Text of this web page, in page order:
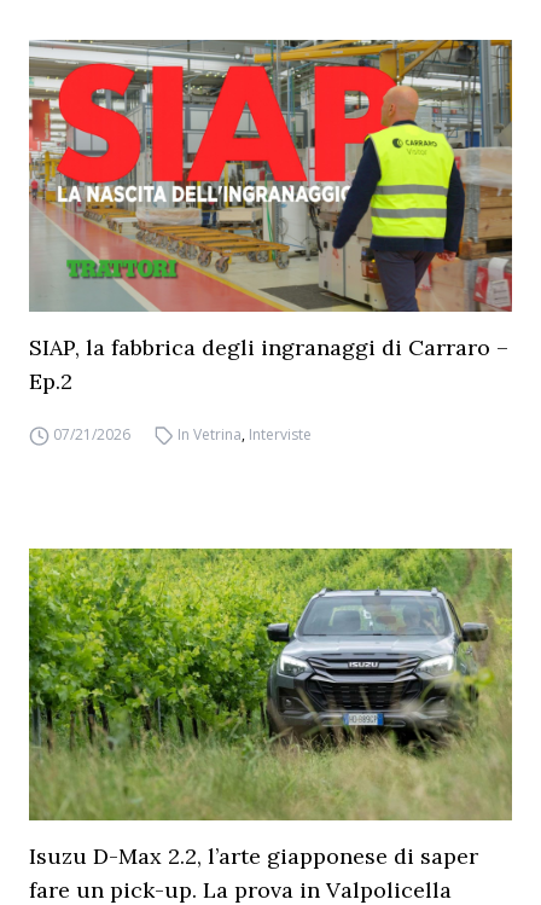
SIAP, la fabbrica degli ingranaggi di Carraro –
Ep.2
07/21/2026 In Vetrina, Interviste
Isuzu D-Max 2.2, l’arte giapponese di saper
fare un pick-up. La prova in Valpolicella